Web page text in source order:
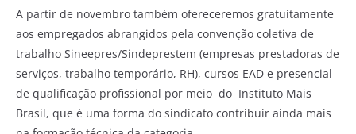
A partir de novembro também ofereceremos gratuitamente
aos empregados abrangidos pela convenção coletiva de
trabalho Sineepres/Sindeprestem (empresas prestadoras de
serviços, trabalho temporário, RH), cursos EAD e presencial
de qualificação profissional por meio do Instituto Mais
Brasil, que é uma forma do sindicato contribuir ainda mais